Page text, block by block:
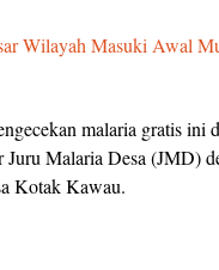
Wilayah Masuki Awal
malaria gratis
Malaria Desa (JMD)
Kotak Kawau.